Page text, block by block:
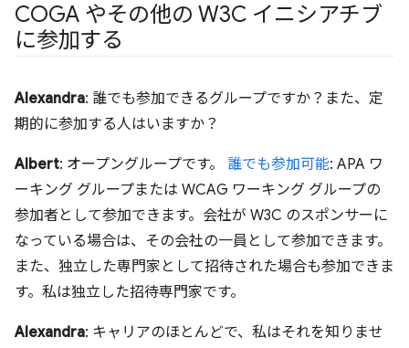
COGA やその他の W3C イニシアチブ
に参加する
Alexandra: 誰でも参加できるグループですか？また、定
期的に参加する人はいますか？
Albert: オープングループです。 誰でも参加可能: APA ワ
ーキング グループまたは WCAG ワーキング グループの
参加者として参加できます。会社が W3C のスポンサーに
なっている場合は、その会社の一員として参加できます。
また、独立した専門家として招待された場合も参加できま
す。私は独立した招待専門家です。
Alexandra: キャリアのほとんどで、私はそれを知りませ